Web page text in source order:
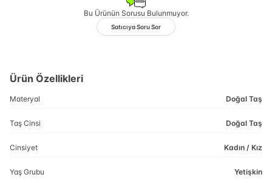
Bu Ürünün Sorusu Bulunmuyor.
Satıcıya Soru Sor
Ürün Özellikleri
Materyal Doğal Taş
Taş Cinsi Doğal Taş
Cinsiyet Kadın / Kız
Yaş Grubu Yetişkin